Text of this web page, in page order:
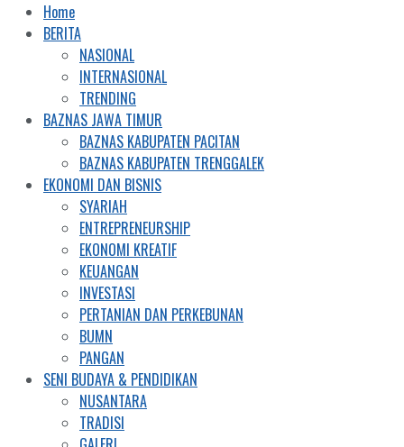
Home
BERITA
NASIONAL
INTERNASIONAL
TRENDING
BAZNAS JAWA TIMUR
BAZNAS KABUPATEN PACITAN
BAZNAS KABUPATEN TRENGGALEK
EKONOMI DAN BISNIS
SYARIAH
ENTREPRENEURSHIP
EKONOMI KREATIF
KEUANGAN
INVESTASI
PERTANIAN DAN PERKEBUNAN
BUMN
PANGAN
SENI BUDAYA & PENDIDIKAN
NUSANTARA
TRADISI